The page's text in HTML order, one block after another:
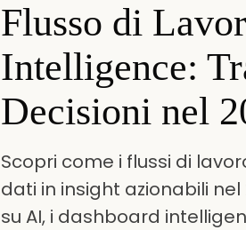
Flusso di
Intelligence:
Decisioni nel
Scopri come i flussi di
dati in insight azionabili
su AI, i dashboard